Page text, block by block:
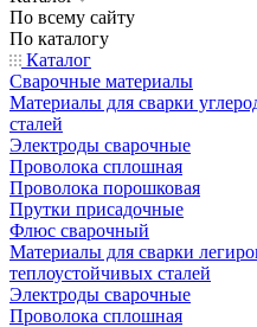
По всему сайту
По каталогу
Каталог
Сварочные материалы
Материалы для сварки
сталей
Электроды сварочные
Проволока сплошная
Проволока порошковая
Прутки присадочные
Флюс сварочный
Материалы для сварки
теплоустойчивых сталей
Электроды сварочные
Проволока сплошная